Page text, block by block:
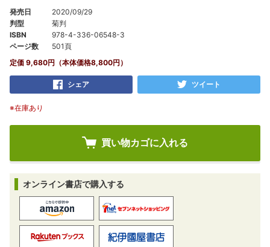
発売日
2020/09/29
判型
菊判
ISBN
978-4-336-06548-3
ページ数
501頁
定価 9,680円（本体価格8,800円）
シェア ツイート
※在庫あり
オンライン書店で購入する